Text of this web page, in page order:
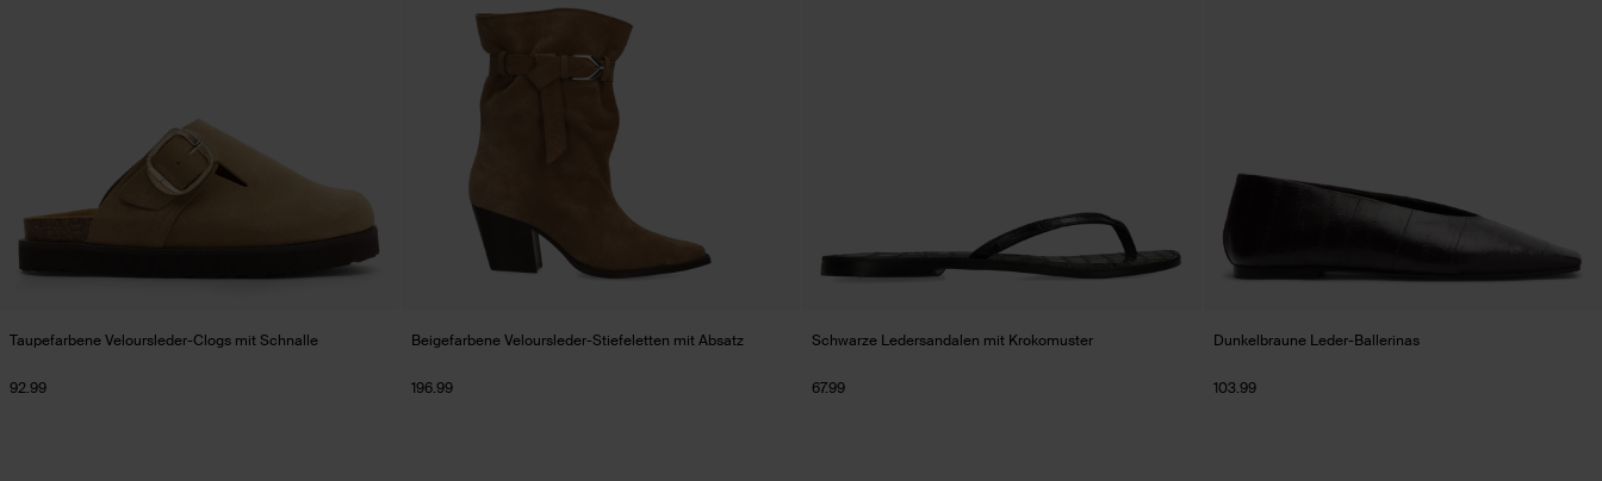
Taupefarbene Veloursleder-Clogs mit Schnalle
92.99
Beigefarbene Veloursleder-Stiefeletten mit Absatz
196.99
Schwarze Ledersandalen mit Krokomuster
67.99
Dunkelbraune Leder-Ballerinas
103.99